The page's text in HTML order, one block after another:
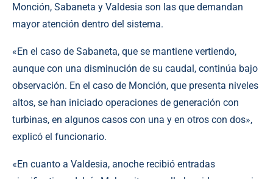
Monción, Sabaneta y Valdesia son las que demandan
mayor atención dentro del sistema.
«En el caso de Sabaneta, que se mantiene vertiendo,
aunque con una disminución de su caudal, continúa bajo
observación. En el caso de Monción, que presenta niveles
altos, se han iniciado operaciones de generación con
turbinas, en algunos casos con una y en otros con dos»,
explicó el funcionario.
«En cuanto a Valdesia, anoche recibió entradas